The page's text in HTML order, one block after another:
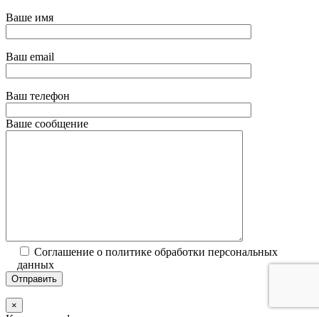
Ваше имя
Ваш email
Ваш телефон
Ваше сообщение
Соглашение о политике обработки персональных
данных
×